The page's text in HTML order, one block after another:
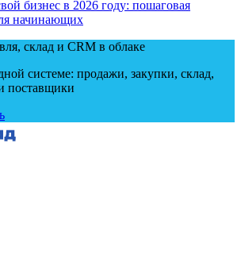
бизнес в 2026 году: пошаговая
начинающих
склад и CRM в облаке
системе: продажи, закупки, склад,
поставщики